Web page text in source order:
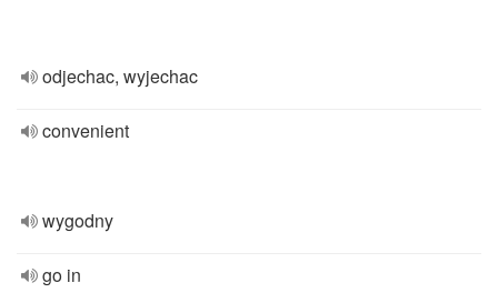
odjechac, wyjechac
convenient
wygodny
go in